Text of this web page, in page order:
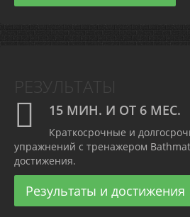
РЕЗУЛЬТАТЫ
15 МИН. И ОТ 6 МЕС.
Краткосрочные и
упражнений с тренажером
достижения.
Результаты и достижения